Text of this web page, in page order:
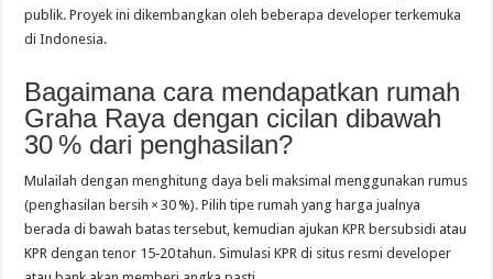
publik. Proyek ini dikembangkan oleh beberapa developer terkemuka
di Indonesia.
Bagaimana cara mendapatkan rumah
Graha Raya dengan cicilan dibawah
30 % dari penghasilan?
Mulailah dengan menghitung daya beli maksimal menggunakan rumus
(penghasilan bersih × 30 %). Pilih tipe rumah yang harga jualnya
berada di bawah batas tersebut, kemudian ajukan KPR bersubsidi atau
KPR dengan tenor 15‑20 tahun. Simulasi KPR di situs resmi developer